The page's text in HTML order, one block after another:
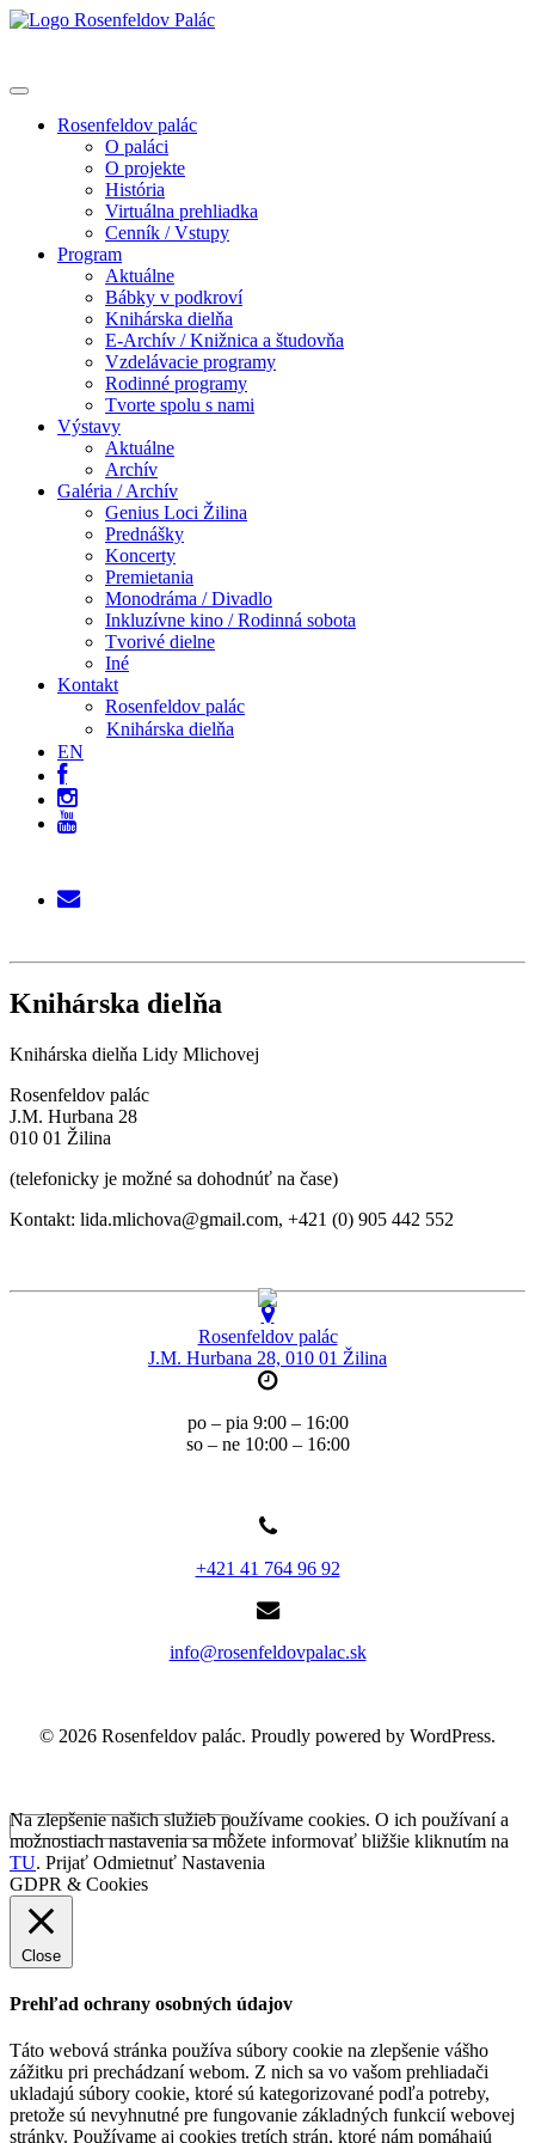
Rosenfeldov palác
O paláci
O projekte
História
Virtuálna prehliadka
Cenník / Vstupy
Program
Aktuálne
Bábky v podkroví
Knihárska dielňa
E-Archív / Knižnica a študovňa
Vzdelávacie programy
Rodinné programy
Tvorte spolu s nami
Výstavy
Aktuálne
Archív
Galéria / Archív
Genius Loci Žilina
Prednášky
Koncerty
Premietania
Monodráma / Divadlo
Inkluzívne kino / Rodinná sobota
Tvorivé dielne
Iné
Kontakt
Rosenfeldov palác
Knihárska dielňa
EN
Knihárska dielňa
Knihárska dielňa Lidy Mlichovej
Rosenfeldov palác
J.M. Hurbana 28
010 01 Žilina
(telefonicky je možné sa dohodnúť na čase)
Kontakt: lida.mlichova@gmail.com, +421 (0) 905 442 552
Rosenfeldov palác
J.M. Hurbana 28, 010 01 Žilina
po – pia 9:00 – 16:00
so – ne 10:00 – 16:00
+421 41 764 96 92
info@rosenfeldovpalac.sk
© 2026 Rosenfeldov palác. Proudly powered by WordPress.
Na zlepšenie našich služieb používame cookies. O ich používaní a
možnostiach nastavenia sa môžete informovať bližšie kliknutím na
TU. Prijať Odmietnuť Nastavenia
GDPR & Cookies
Close
Prehľad ochrany osobných údajov
Táto webová stránka používa súbory cookie na zlepšenie vášho
zážitku pri prechádzaní webom. Z nich sa vo vašom prehliadači
ukladajú súbory cookie, ktoré sú kategorizované podľa potreby,
pretože sú nevyhnutné pre fungovanie základných funkcií webovej
stránky. Používame aj cookies tretích strán, ktoré nám pomáhajú